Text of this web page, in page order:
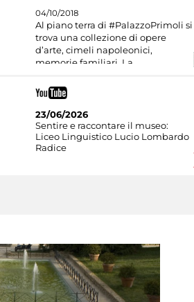
04/10/2018
Al piano terra di #PalazzoPrimoli si
trova una collezione di opere
d’arte, cimeli napoleonici,
memorie familiari. La
23/06/2026
Sentire e raccontare il museo:
Liceo Linguistico Lucio Lombardo
Radice